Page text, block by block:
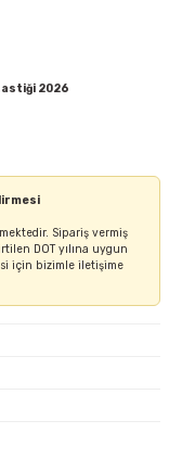
2026
Sipariş vermiş
DOT yılına uygun
için bizimle iletişime